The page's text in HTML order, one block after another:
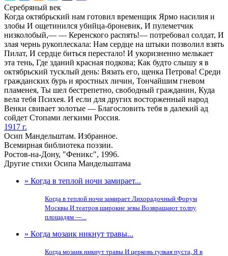
Серебряный век
Когда октябрьский нам готовил временщик Ярмо насилия и
злобы И ощетинился убийца-броневик, И пулеметчик
низколобый,— — Керенского распять!— потребовал солдат, И
злая чернь рукоплескала: Нам сердце на штыки позволил взять
Пилат, И сердце биться перестало! И укоризненно мелькает
эта тень, Где зданий красная подкова; Как будто слышу я в
октябрьский тусклый день: Вязать его, щенка Петрова! Среди
гражданских бурь и яростных личин, Тончайшим гневом
пламенея, Ты шел бестрепетно, свободный гражданин, Куда
вела тебя Психея. И если для других восторженный народ
Венки свивает золотые — Благословить тебя в далекий ад
сойдет Стопами легкими Россия.
1917 г.
Осип Мандельштам. Избранное.
Всемирная библиотека поэзии.
Ростов-на-Дону, "Феникс", 1996.
Другие стихи Осипа Мандельштама
» Когда в теплой ночи замирает...
Когда в теплой ночи замирает Лихорадочный Форум
Москвы И театров широкие зевы Возвращают толпу
площадям —...
» Когда мозаик никнут травы...
Когда мозаик никнут травы И церковь гулкая пуста, Я в